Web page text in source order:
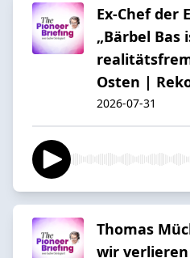
Ex-Chef der
„Bärbel Bas
Osten |
2026-07-31
Thomas
wir